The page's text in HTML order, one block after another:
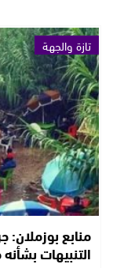
تازة والجهة
منابع
التنبيهات